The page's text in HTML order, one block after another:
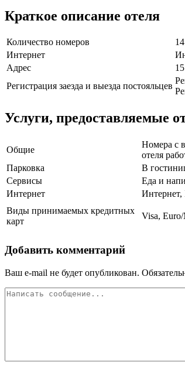
Краткое описание отеля
Количество номеров
14
Интернет
Адрес
Регистрация заезда и выезда постояльцев
Услуги, предоставляемые
Общие
Номера с
отеля
Парковка
В
Сервисы
Еда и
Интернет
Интернет,
Виды принимаемых кредитных
карт
Visa, Euro/
Добавить комментарий
Ваш e-mail не будет опубликован.